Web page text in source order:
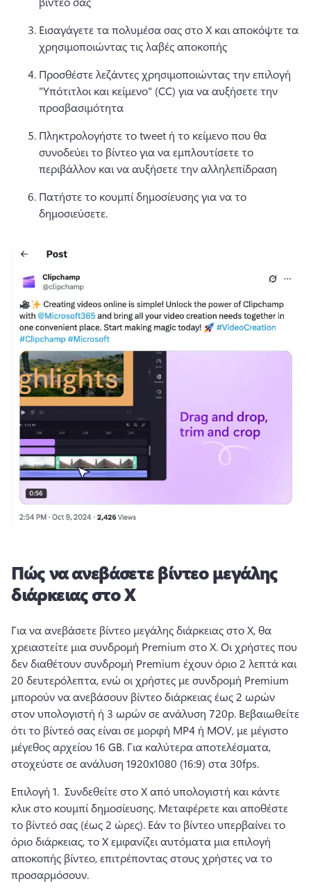
Εισαγάγετε τα πολυμέσα σας στο X και αποκόψτε τα
χρησιμοποιώντας τις λαβές αποκοπής
Προσθέστε λεζάντες χρησιμοποιώντας την επιλογή
"Υπότιτλοι και κείμενο" (CC) για να αυξήσετε την
προσβασιμότητα
Πληκτρολογήστε το tweet ή το κείμενο που θα
συνοδεύει το βίντεο για να εμπλουτίσετε το
περιβάλλον και να αυξήσετε την αλληλεπίδραση
Πατήστε το κουμπί δημοσίευσης για να το
δημοσιεύσετε.
Πώς να ανεβάσετε βίντεο μεγάλης
διάρκειας στο X
Για να ανεβάσετε βίντεο μεγάλης διάρκειας στο X, θα
χρειαστείτε μια συνδρομή Premium στο X. Οι χρήστες που
δεν διαθέτουν συνδρομή Premium έχουν όριο 2 λεπτά και
20 δευτερόλεπτα, ενώ οι χρήστες με συνδρομή Premium
μπορούν να ανεβάσουν βίντεο διάρκειας έως 2 ωρών
στον υπολογιστή ή 3 ωρών σε ανάλυση 720p. Βεβαιωθείτε
ότι το βίντεό σας είναι σε μορφή MP4 ή MOV, με μέγιστο
μέγεθος αρχείου 16 GB. Για καλύτερα αποτελέσματα,
στοχεύστε σε ανάλυση 1920x1080 (16:9) στα 30fps.
Επιλογή 1. Συνδεθείτε στο X από υπολογιστή και κάντε
κλικ στο κουμπί δημοσίευσης. Μεταφέρετε και αποθέστε
το βίντεό σας (έως 2 ώρες). Εάν το βίντεο υπερβαίνει το
όριο διάρκειας, το X εμφανίζει αυτόματα μια επιλογή
αποκοπής βίντεο, επιτρέποντας στους χρήστες να το
προσαρμόσουν.